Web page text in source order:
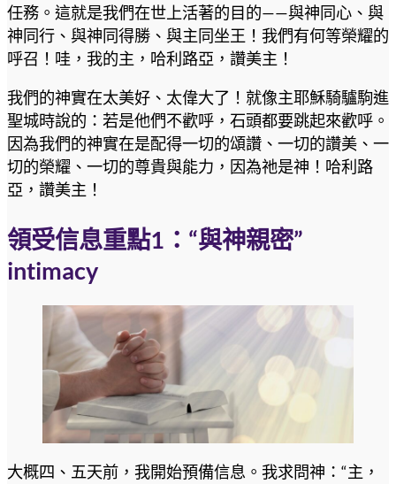
任務。這就是我們在世上活著的目的——與神同心、與
神同行、與神同得勝、與主同坐王！我們有何等榮耀的
呼召！哇，我的主，哈利路亞，讚美主！
我們的神實在太美好、太偉大了！就像主耶穌騎驢駒進
聖城時說的：若是他們不歡呼，石頭都要跳起來歡呼。
因為我們的神實在是配得一切的頌讚、一切的讚美、一
切的榮耀、一切的尊貴與能力，因為祂是神！哈利路
亞，讚美主！
領受信息重點1：“與神親密”
intimacy
大概四、五天前，我開始預備信息。我求問神：“主，